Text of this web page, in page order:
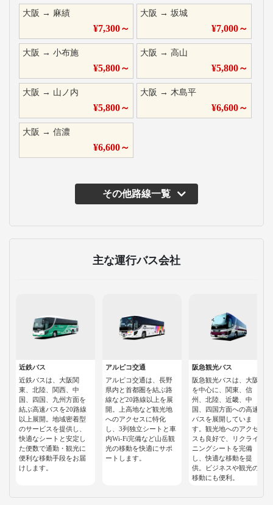
大阪 → 麻績
¥7,300～
大阪 →坂城
¥7,000～
大阪 → 小布施
¥5,800～
大阪 →高山
¥5,800～
大阪 → 山ノ内
¥5,800～
大阪 →木島平
¥6,600～
大阪 → 信濃
¥6,600～
その他路線一覧
主な運行バス会社
近鉄バス
近鉄バスは、大阪関
東、北陸、関西、中
国、四国、九州方面を
結ぶ高速バスを20路線
以上展開。地域密着型
のサービスを提供し、
快適なシートと安定し
た便数で通勤・観光に
便利な移動手段をお届
けします。
アルピコ交通
アルピコ交通は、長野
県内と首都圏を結ぶ路
線など20路線以上を展
開。上高地など観光地
へのアクセスに特化
し、3列独立シートと車
内Wi-Fi完備など山岳観
光の移動を快適にサポ
ートします。
阪急観光バス
阪急観光バスは、大阪
を中心に、関東、信
州、北陸、近畿、中
国、四国方面への高速
バスを展開していま
す。観光地へのアクセ
スも良好で、リクライ
ニングシートを完備
し、快適な移動を提
供。ビジネスや観光の
移動にも便利。